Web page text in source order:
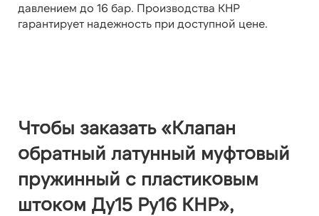
давлением до 16 бар. Производства КНР
гарантирует надежность при доступной цене.
Чтобы заказать «Клапан
обратный латунный муфтовый
пружинный с пластиковым
штоком Ду15 Ру16 КНР»,